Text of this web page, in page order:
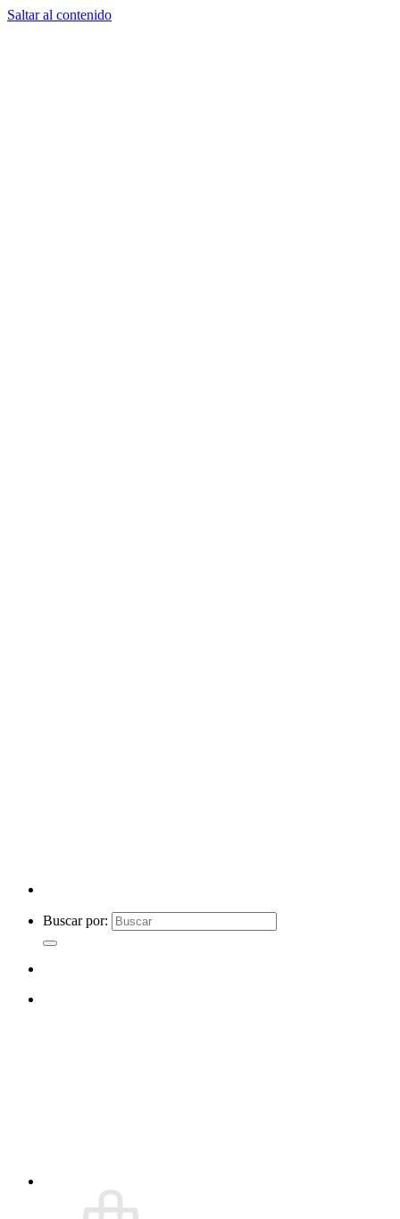
Saltar al contenido
Buscar por: